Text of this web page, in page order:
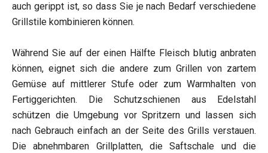
auch gerippt ist, so dass Sie je nach Bedarf verschiedene
Grillstile kombinieren können.
Während Sie auf der einen Hälfte Fleisch blutig anbraten
können, eignet sich die andere zum Grillen von zartem
Gemüse auf mittlerer Stufe oder zum Warmhalten von
Fertiggerichten. Die Schutzschienen aus Edelstahl
schützen die Umgebung vor Spritzern und lassen sich
nach Gebrauch einfach an der Seite des Grills verstauen.
Die abnehmbaren Grillplatten, die Saftschale und die